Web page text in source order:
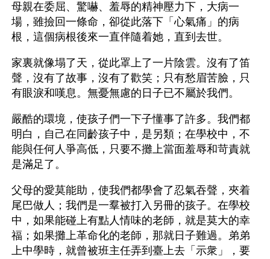
母親在委屈、驚嚇、羞辱的精神壓力下，大病一
場，雖撿回一條命，卻從此落下「心氣痛」的病
根，這個病根後來一直伴隨着她，直到去世。
家裏就像塌了天，從此罩上了一片陰雲。沒有了笛
聲，沒有了故事，沒有了歡笑；只有愁眉苦臉，只
有眼淚和嘆息。無憂無慮的日子已不屬於我們。
嚴酷的環境，使孩子們一下子懂事了許多。我們都
明白，自己在同齡孩子中，是另類；在學校中，不
能與任何人爭高低，只要不攤上當面羞辱和苛責就
是滿足了。
父母的愛莫能助，使我們都學會了忍氣吞聲，夾着
尾巴做人；我們是一羣被打入另冊的孩子。在學校
中，如果能碰上有點人情味的老師，就是莫大的幸
福；如果攤上革命化的老師，那就日子難過。弟弟
上中學時，就曾被班主任弄到臺上去「示衆」，要